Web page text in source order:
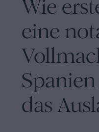
Wie
eine
das